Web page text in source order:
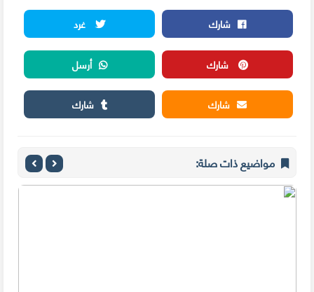
شارك
غرد
شارك
أرسل
شارك
شارك
مواضيع ذات صلة: